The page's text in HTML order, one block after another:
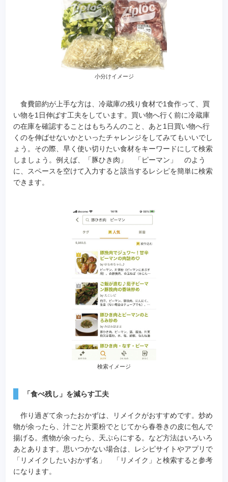
小分けイメージ
食費節約が上手な方は、冷蔵庫の残り食材で1食作って、買
い物を1日伸ばす工夫をしています。買い物へ行く前に冷蔵庫
の在庫を確認することはもちろんのこと、あと1日買い物へ行
くのを伸ばせないかといったチャレンジをしてみてもいいでし
ょう。その際、早く使い切りたい食材をキーワードにして検索
しましょう。例えば、「豚ひき肉」 「ピーマン」 のよう
に、スペースを空けて入力すると該当するレシピを簡単に検索
できます。
検索イメージ
「食べ残し」を減らす工夫
作り過ぎて余ったおかずは、リメイクがおすすめです。炒め
物が余ったら、汁ごと片栗粉でとじてから春巻きの皮に包んで
揚げる。煮物が余ったら、天ぷらにする。など方法はいろいろ
あとあります。思いつかない場合は、レシピサイトやアプリで
「リメイクしたいおかず名」 「リメイク」と検索すると参考
になります。